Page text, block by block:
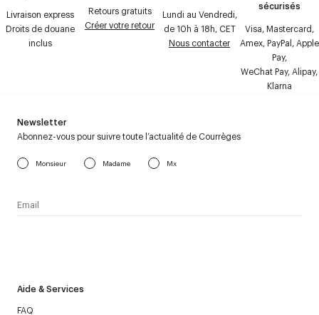
Livraison express
Droits de douane
inclus
Retours gratuits
Créer votre retour
Lundi au Vendredi,
de 10h à 18h, CET
Nous contacter
sécurisés
Visa, Mastercard,
Amex, PayPal, Apple
Pay,
WeChat Pay, Alipay,
Klarna
Aide & Services
FAQ
Newsletter
Abonnez-vous pour suivre toute l’actualité de Courrèges
Monsieur Madame Mx